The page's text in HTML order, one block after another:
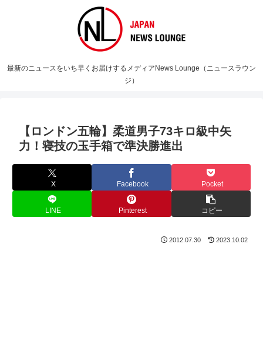
最新のニュースをいち早くお届けするメディアNews Lounge（ニュースラウン
ジ）
【ロンドン五輪】柔道男子73キロ級中矢
力！寝技の玉手箱で準決勝進出
X Facebook Pocket
LINE Pinterest コピー
2012.07.30 2023.10.02